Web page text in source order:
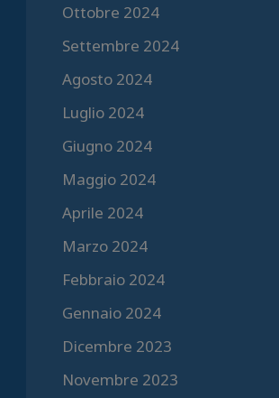
Ottobre 2024
Settembre 2024
Agosto 2024
Luglio 2024
Giugno 2024
Maggio 2024
Aprile 2024
Marzo 2024
Febbraio 2024
Gennaio 2024
Dicembre 2023
Novembre 2023